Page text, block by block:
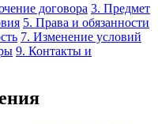
договора 3. Предмет
5. Права и обязанности
7. Изменение условий
9. Контакты и